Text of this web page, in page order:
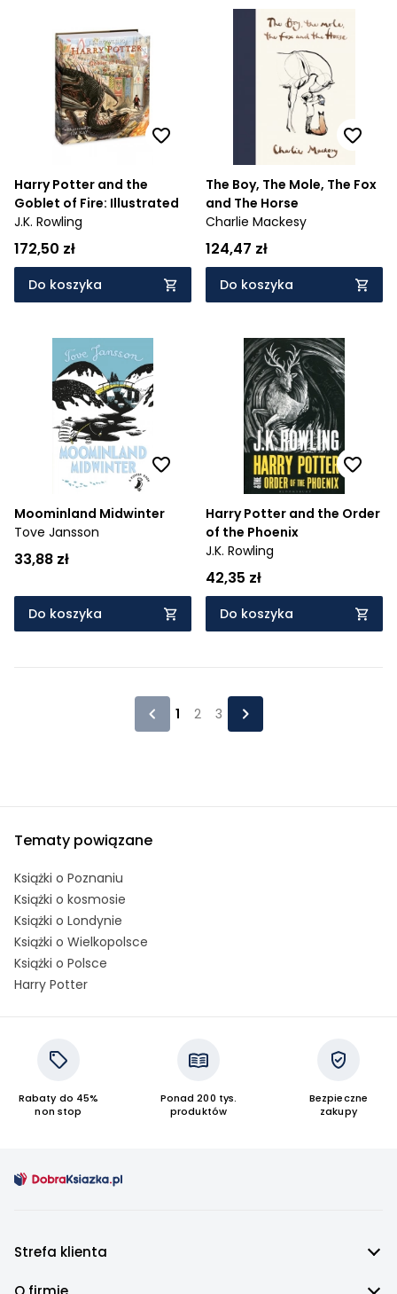
Harry Potter and the
Goblet of Fire: Illustrated
J.K. Rowling
172,50 zł
Do koszyka
The Boy, The Mole, The Fox
and The Horse
Charlie Mackesy
124,47 zł
Do koszyka
Moominland Midwinter
Tove Jansson
33,88 zł
Do koszyka
Harry Potter and the Order
of the Phoenix
J.K. Rowling
42,35 zł
Do koszyka
1 2 3
Tematy powiązane
Książki o Poznaniu
Książki o kosmosie
Książki o Londynie
Książki o Wielkopolsce
Książki o Polsce
Harry Potter
Rabaty do 45%
non stop
Ponad 200 tys.
produktów
Bezpieczne
zakupy
Strefa klienta